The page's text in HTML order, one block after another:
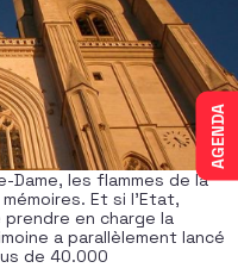
AGENDA
Dame, les flammes de la
Et si l’Etat,
en charge la
a parallèlement lancé
de 40.000